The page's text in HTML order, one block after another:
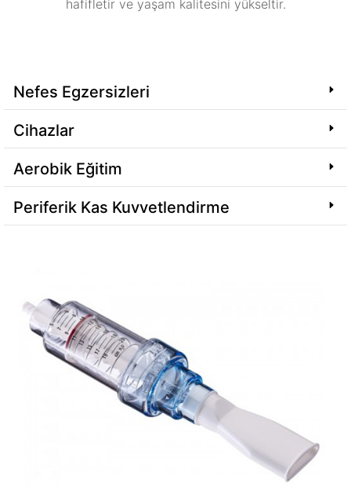
hafifletir ve yaşam kalitesini yükseltir.
Nefes Egzersizleri
Cihazlar
Aerobik Eğitim
Periferik Kas Kuvvetlendirme